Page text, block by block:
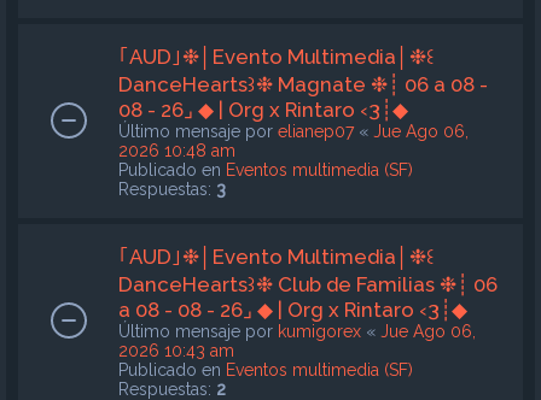
｢AUD｣❉│Evento Multimedia│❉꒰
DanceHearts꒱❉ Magnate ❉┊ 06 a 08 -
08 - 26⌟ ◆ | Org x Rintaro ‹3┊◆
Último mensaje por elianep07« Jue Ago 06,
2026 10:48 am
Publicado en Eventos multimedia (SF)
Respuestas: 3
｢AUD｣❉│Evento Multimedia│❉꒰
DanceHearts꒱❉ Club de Familias ❉┊ 06
a 08 - 08 - 26⌟ ◆ | Org x Rintaro ‹3┊◆
Último mensaje por kumigorex « Jue Ago 06,
2026 10:43 am
Publicado en Eventos multimedia (SF)
Respuestas: 2